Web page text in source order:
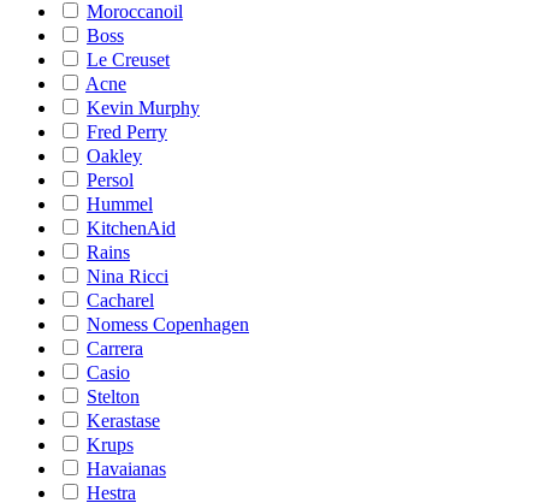
Moroccanoil
Boss
Le Creuset
Acne
Kevin Murphy
Fred Perry
Oakley
Persol
Hummel
KitchenAid
Rains
Nina Ricci
Cacharel
Nomess Copenhagen
Carrera
Casio
Stelton
Kerastase
Krups
Havaianas
Hestra